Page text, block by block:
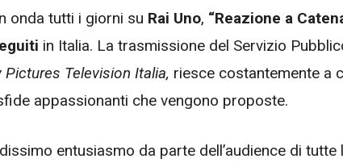
onda tutti i giorni su Rai Uno, “Reazione a
in Italia. La trasmissione del Servizio
Pictures Television Italia, riesce costantemente a
appassionanti che vengono proposte.
entusiasmo da parte dell’audience di